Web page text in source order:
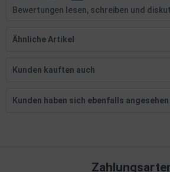
Bewertungen lesen, schreiben und
Ähnliche Artikel
Kunden kauften auch
Kunden haben sich ebenfalls angesehen